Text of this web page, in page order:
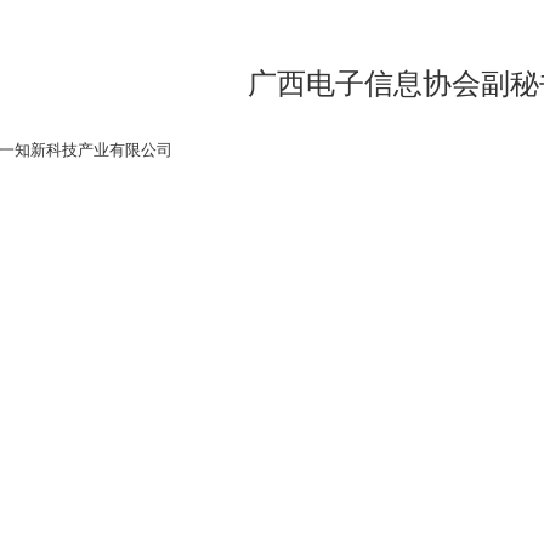
广西电子信息协会副
新科技产业有限公司